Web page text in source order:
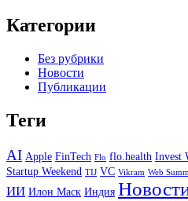
Категории
Без рубрики
Новости
Публикации
Теги
AI Apple FinTech Flo flo.health Invest
Startup Weekend TIJ VC Vikram Web
ИИ Илон Маск Индия